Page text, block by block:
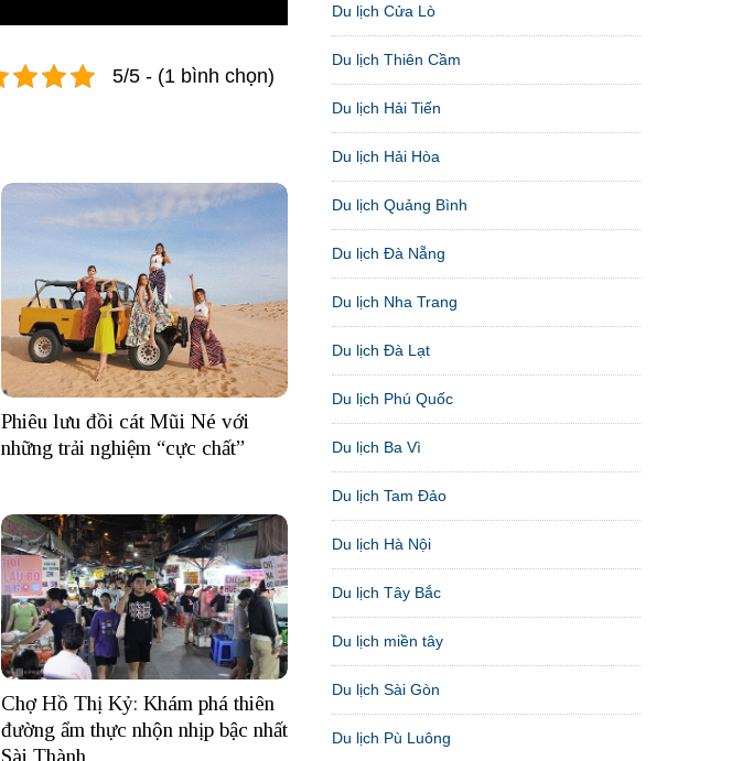
5/5 - (1 bình chọn)
Phiêu lưu đồi cát Mũi Né với
những trải nghiệm “cực chất”
Chợ Hồ Thị Kỷ: Khám phá thiên
đường ẩm thực nhộn nhịp bậc nhất
Sài Thành
Du lịch Cửa Lò
Du lịch Thiên Cầm
Du lịch Hải Tiến
Du lịch Hải Hòa
Du lịch Quảng Bình
Du lịch Đà Nẵng
Du lịch Nha Trang
Du lịch Đà Lạt
Du lịch Phú Quốc
Du lịch Ba Vì
Du lịch Tam Đảo
Du lịch Hà Nội
Du lịch Tây Bắc
Du lịch miền tây
Du lịch Sài Gòn
Du lịch Pù Luông